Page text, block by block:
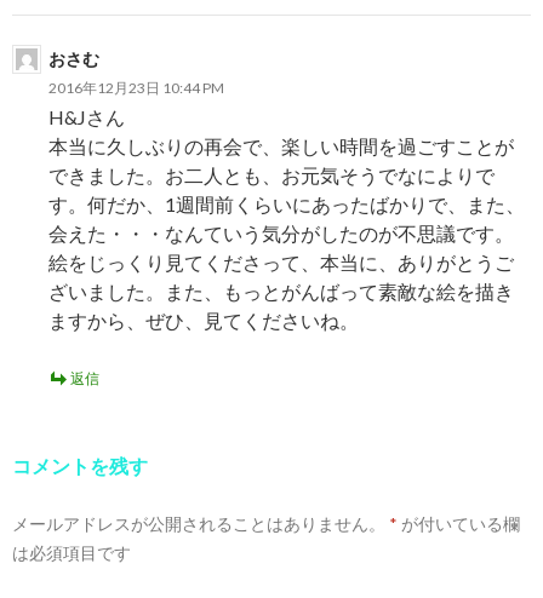
おさむ
2016年12月23日 10:44 PM
H&Jさん
本当に久しぶりの再会で、楽しい時間を過ごすことが
できました。お二人とも、お元気そうでなによりで
す。何だか、1週間前くらいにあったばかりで、また、
会えた・・・なんていう気分がしたのが不思議です。
絵をじっくり見てくださって、本当に、ありがとうご
ざいました。また、もっとがんばって素敵な絵を描き
ますから、ぜひ、見てくださいね。
返信
コメントを残す
メールアドレスが公開されることはありません。 * が付いている欄
は必須項目です